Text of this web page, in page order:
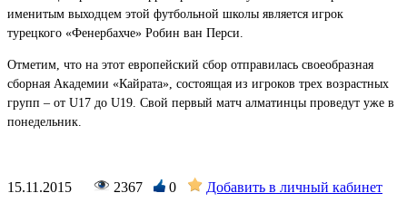
именитым выходцем этой футбольной школы является игрок
турецкого «Фенербахче» Робин ван Перси.
Отметим, что на этот европейский сбор отправилась своеобразная
сборная Академии «Кайрата», состоящая из игроков трех возрастных
групп – от U17 до U19. Свой первый матч алматинцы проведут уже в
понедельник.
15.11.2015 2367 0 Добавить в личный кабинет